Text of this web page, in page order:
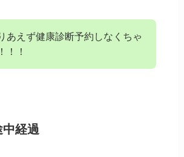
あえず健康診断予約しなくちゃ
！！
中経過